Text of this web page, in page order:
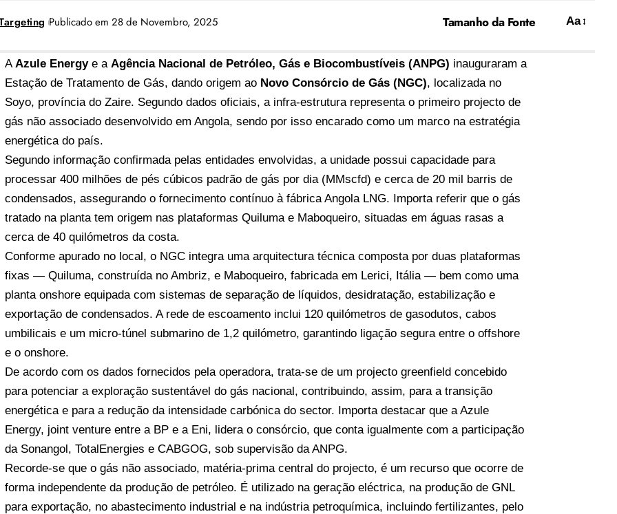
Publicado em 28 de Novembro, 2025 Tamanho da Fonte Aa
AAzule Energye a Agência Nacional de Petróleo, Gás e Biocombustíveis (ANPG) inauguraram a
Estação de Tratamento de Gás, dando origem ao Novo Consórcio de Gás (NGC), localizada no
Soyo, província do Zaire. Segundo dados oficiais, a infra-estrutura representa o primeiro projecto de
gás não associado desenvolvido em Angola, sendo por isso encarado como um marco na estratégia
energética do país.
Segundo informação confirmada pelas entidades envolvidas, a unidade possui capacidade para
processar 400 milhões de pés cúbicos padrão de gás por dia (MMscfd) e cerca de 20 mil barris de
condensados, assegurando o fornecimento contínuo à fábrica Angola LNG. Importa referir que o gás
tratado na planta tem origem nas plataformas Quiluma e Maboqueiro, situadas em águas rasas a
cerca de 40 quilómetros da costa.
Conforme apurado no local, o NGC integra uma arquitectura técnica composta por duas plataformas
fixas — Quiluma, construída no Ambriz, e Maboqueiro, fabricada em Lerici, Itália — bem como uma
planta onshore equipada com sistemas de separação de líquidos, desidratação, estabilização e
exportação de condensados. A rede de escoamento inclui 120 quilómetros de gasodutos, cabos
umbilicais e um micro-túnel submarino de 1,2 quilómetro, garantindo ligação segura entre o offshore
e o onshore.
De acordo com os dados fornecidos pela operadora, trata-se de um projecto greenfield concebido
para potenciar a exploração sustentável do gás nacional, contribuindo, assim, para a transição
energética e para a redução da intensidade carbónica do sector. Importa destacar que a Azule
Energy, joint venture entre a BP e a Eni, lidera o consórcio, que conta igualmente com a participação
da Sonangol, TotalEnergies e CABGOG, sob supervisão da ANPG.
Recorde-se que o gás não associado, matéria-prima central do projecto, é um recurso que ocorre de
forma independente da produção de petróleo. É utilizado na geração eléctrica, na produção de GNL
para exportação, no abastecimento industrial e na indústria petroquímica, incluindo fertilizantes, pelo